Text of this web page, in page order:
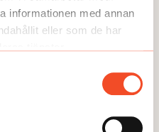
informationen med annan
eller som de har